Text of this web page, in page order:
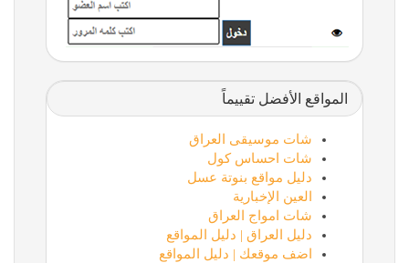
المواقع الأفضل تقييماً
شات موسيقى العراق
شات احساس كول
دليل مواقع بنوتة عسل
العين الإخبارية
شات امواج العراق
دليل العراق | دليل المواقع
اضف موقعك | دليل المواقع